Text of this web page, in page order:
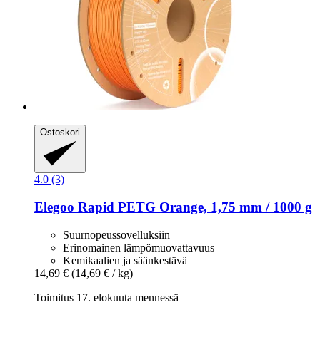
Ostoskori
4.0 (3)
Elegoo Rapid PETG Orange, 1,75 mm / 1000 g
Suurnopeussovelluksiin
Erinomainen lämpömuovattavuus
Kemikaalien ja säänkestävä
14,69 € (14,69 € / kg)
Toimitus 17. elokuuta mennessä